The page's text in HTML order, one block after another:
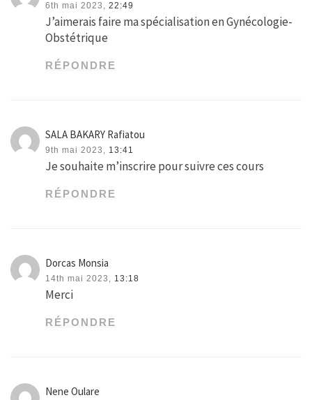
6th mai 2023, 22:49
J’aimerais faire ma spécialisation en Gynécologie-
Obstétrique
RÉPONDRE
SALA BAKARY Rafiatou
9th mai 2023, 13:41
Je souhaite m’inscrire pour suivre ces cours
RÉPONDRE
Dorcas Monsia
14th mai 2023, 13:18
Merci
RÉPONDRE
Nene Oulare